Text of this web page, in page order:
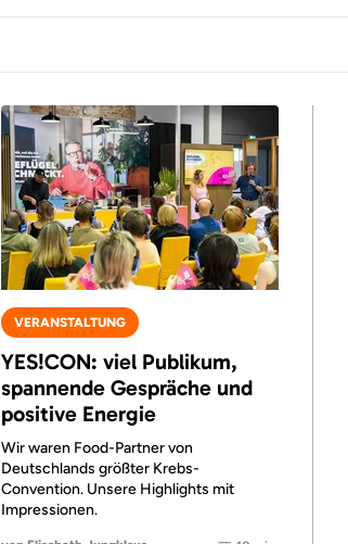
VERANSTALTUNG
YES!CON: viel Publikum,
spannende Gespräche und
positive Energie
Wir waren Food-Partner von
Deutschlands größter Krebs-
Convention. Unsere Highlights mit
Impressionen.